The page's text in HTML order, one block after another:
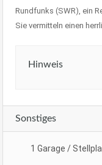
Rundfunks (SWR), ein
Sie vermitteln einen
Hinweis
Sonstiges
1 Garage /